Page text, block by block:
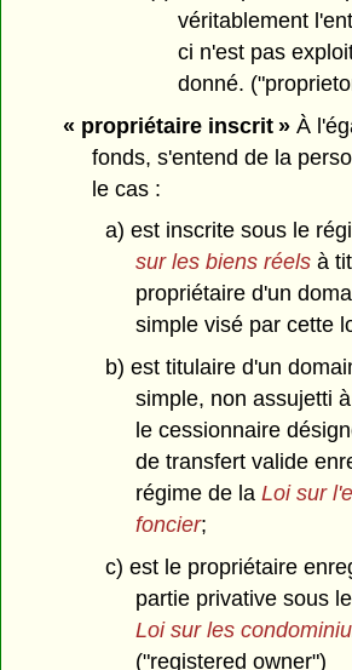
véritablement
ci n'est pas
donné.
« propriétaire inscrit »À
fonds, s'entend de la
le cas :
a) est inscrite sous le
sur les biens réelsà
propriétaire d'un
simple visé par cette
b) est titulaire d'un
simple, non assujetti
le cessionnaire
de transfert valide
régime de la Loi sur
foncier;
c) est le propriétaire
partie privative sous
Loi sur les
("registered owner")